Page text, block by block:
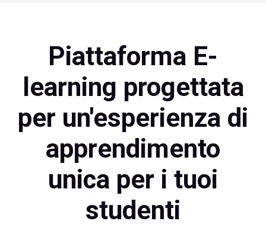
Piattaforma E-
learning progettata
per un'esperienza di
apprendimento
unica per i tuoi
studenti